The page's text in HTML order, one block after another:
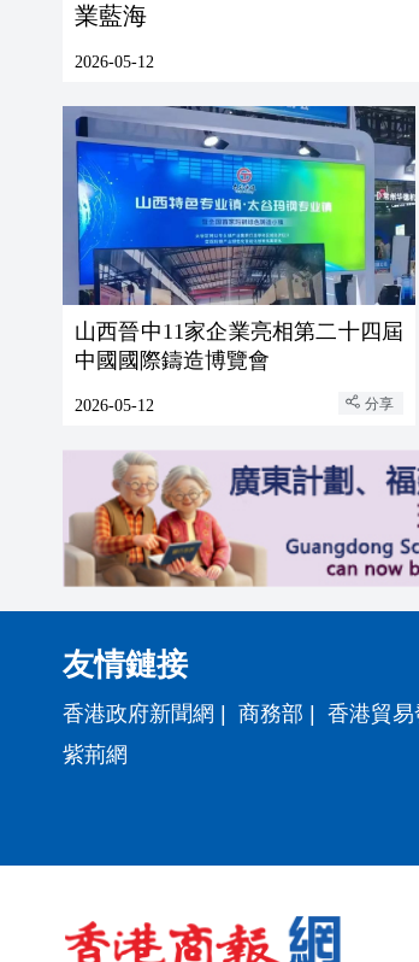
業藍海
2026-05-12
山西晉中11家企業亮相第二十四屆
中國國際鑄造博覽會
2026-05-12 分享
友情鏈接
香港政府新聞網 | 商務部 | 香港貿易
紫荊網